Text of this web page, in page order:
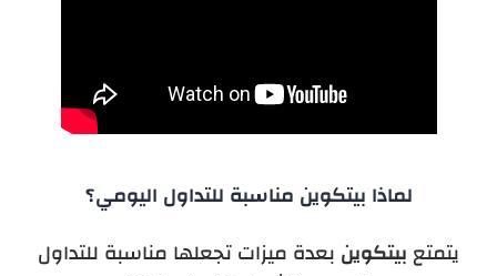
لماذا بيتكوين مناسبة للتداول اليومي؟
يتمتع بيتكوين بعدة ميزات تجعلها مناسبة للتداول